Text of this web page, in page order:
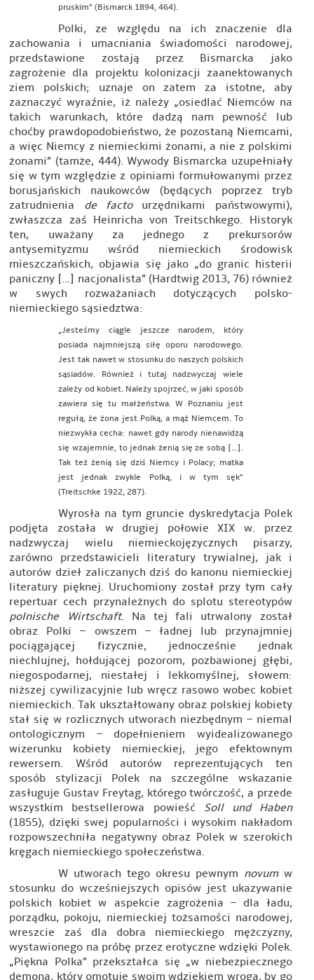
pruskim” (Bismarck 1894, 464).
Polki, ze względu na ich znaczenie dla
zachowania i umacniania świadomości narodowej,
przedstawione zostają przez Bismarcka jako
zagrożenie dla projektu kolonizacji zaanektowanych
ziem polskich; uznaje on zatem za istotne, aby
zaznaczyć wyraźnie, iż należy „osiedlać Niemców na
takich warunkach, które dadzą nam pewność lub
choćby prawdopodobieństwo, że pozostaną Niemcami,
a więc Niemcy z niemieckimi żonami, a nie z polskimi
żonami” (tamże, 444). Wywody Bismarcka uzupełniały
się w tym względzie z opiniami formułowanymi przez
borusjańskich naukowców (będących poprzez tryb
zatrudnienia de factourzędnikami państwowymi),
zwłaszcza zaś Heinricha von Treitschkego. Historyk
ten, uważany za jednego z prekursorów
antysemityzmu wśród niemieckich środowisk
mieszczańskich, objawia się jako „do granic histerii
paniczny […] nacjonalista” (Hardtwig 2013, 76) również
w swych rozważaniach dotyczących polsko-
niemieckiego sąsiedztwa:
„Jesteśmy ciągle jeszcze narodem, który
posiada najmniejszą siłę oporu narodowego.
Jest tak nawet w stosunku do naszych polskich
sąsiadów. Również i tutaj nadzwyczaj wiele
zależy od kobiet. Należy spojrzeć, w jaki sposób
zawiera się tu małżeństwa. W Poznaniu jest
regułą, że żona jest Polką, a mąż Niemcem. To
niezwykła cecha: nawet gdy narody nienawidzą
się wzajemnie, to jednak żenią się ze sobą […].
Tak też żenią się dziś Niemcy i Polacy; matka
jest jednak zwykle Polką, i w tym sęk”
(Treitschke 1922, 287).
Wyrosła na tym gruncie dyskredytacja Polek
podjęta została w drugiej połowie XIX w. przez
nadzwyczaj wielu niemieckojęzycznych pisarzy,
zarówno przedstawicieli literatury trywialnej, jak i
autorów dzieł zaliczanych dziś do kanonu niemieckiej
literatury pięknej. Uruchomiony został przy tym cały
repertuar cech przynależnych do splotu stereotypów
polnische Wirtschaft. Na tej fali utrwalony został
obraz Polki – owszem – ładnej lub przynajmniej
pociągającej fizycznie, jednocześnie jednak
niechlujnej, hołdującej pozorom, pozbawionej głębi,
niegospodarnej, niestałej i lekkomyślnej, słowem:
niższej cywilizacyjnie lub wręcz rasowo wobec kobiet
niemieckich. Tak ukształtowany obraz polskiej kobiety
stał się w rozlicznych utworach niezbędnym – niemal
ontologicznym – dopełnieniem wyidealizowanego
wizerunku kobiety niemieckiej, jego efektownym
rewersem. Wśród autorów reprezentujących ten
sposób stylizacji Polek na szczególne wskazanie
zasługuje Gustav Freytag, którego twórczość, a przede
wszystkim bestsellerowa powieść Soll und Haben
(1855), dzięki swej popularności i wysokim nakładom
rozpowszechniła negatywny obraz Polek w szerokich
kręgach niemieckiego społeczeństwa.
W utworach tego okresu pewnym novumw
stosunku do wcześniejszych opisów jest ukazywanie
polskich kobiet w aspekcie zagrożenia – dla ładu,
porządku, pokoju, niemieckiej tożsamości narodowej,
wreszcie zaś dla dobra niemieckiego mężczyzny,
wystawionego na próbę przez erotyczne wdzięki Polek.
„Piękna Polka” przekształca się „w niebezpiecznego
demona, który omotuje swoim wdziękiem wroga, by go